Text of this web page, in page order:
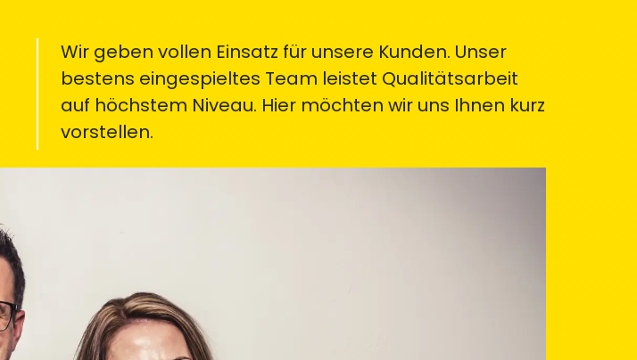
Wir geben vollen Einsatz für unsere Kunden. Unser
bestens eingespieltes Team leistet Qualitätsarbeit
auf höchstem Niveau. Hier möchten wir uns Ihnen kurz
vorstellen.